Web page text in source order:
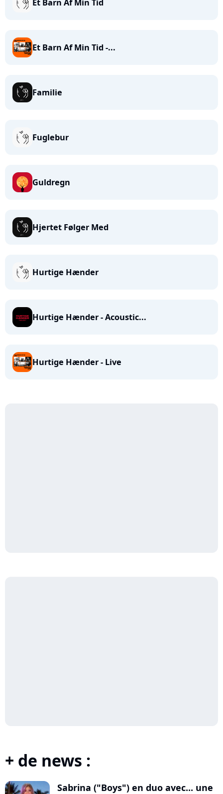
Et Barn Af Min Tid
Et Barn Af Min Tid -...
Familie
Fuglebur
Guldregn
Hjertet Følger Med
Hurtige Hænder
Hurtige Hænder - Acoustic...
Hurtige Hænder - Live
+ de news :
Sabrina ("Boys") en duo avec... une